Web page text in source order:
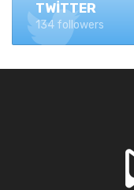
TWITTER
134 followers